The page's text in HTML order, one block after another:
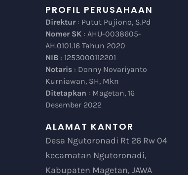
PROFIL PERUSAHAAN
Direktur : Putut Pujiono, S.Pd
Nomer SK : AHU-0038605-
AH.0101.16 Tahun 2020
NIB: 1253000112201
Notaris: Donny Novariyanto
Kurniawan, SH, Mkn
Ditetapkan : Magetan, 16
Desember 2022
ALAMAT KANTOR
Desa Ngutoronadi Rt 26 Rw 04
kecamatan Ngutoronadi,
Kabupaten Magetan, JAWA